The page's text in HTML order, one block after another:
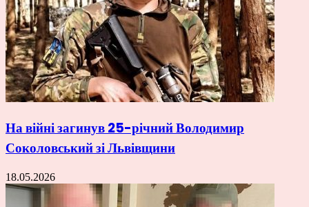
На війні загинув 25-річний Володимир
Соколовський зі Львівщини
18.05.2026